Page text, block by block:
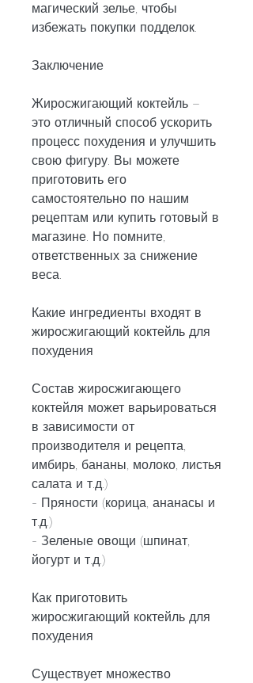
магический зелье, чтобы
избежать покупки подделок.
Заключение
Жиросжигающий коктейль –
это отличный способ ускорить
процесс похудения и улучшить
свою фигуру. Вы можете
приготовить его
самостоятельно по нашим
рецептам или купить готовый в
магазине. Но помните,
ответственных за снижение
веса.
Какие ингредиенты входят в
жиросжигающий коктейль для
похудения
Состав жиросжигающего
коктейля может варьироваться
в зависимости от
производителя и рецепта,
имбирь, бананы, молоко, листья
салата и т.д.)
- Пряности (корица, ананасы и
т.д.)
- Зеленые овощи (шпинат,
йогурт и т.д.)
Как приготовить
жиросжигающий коктейль для
похудения
Существует множество